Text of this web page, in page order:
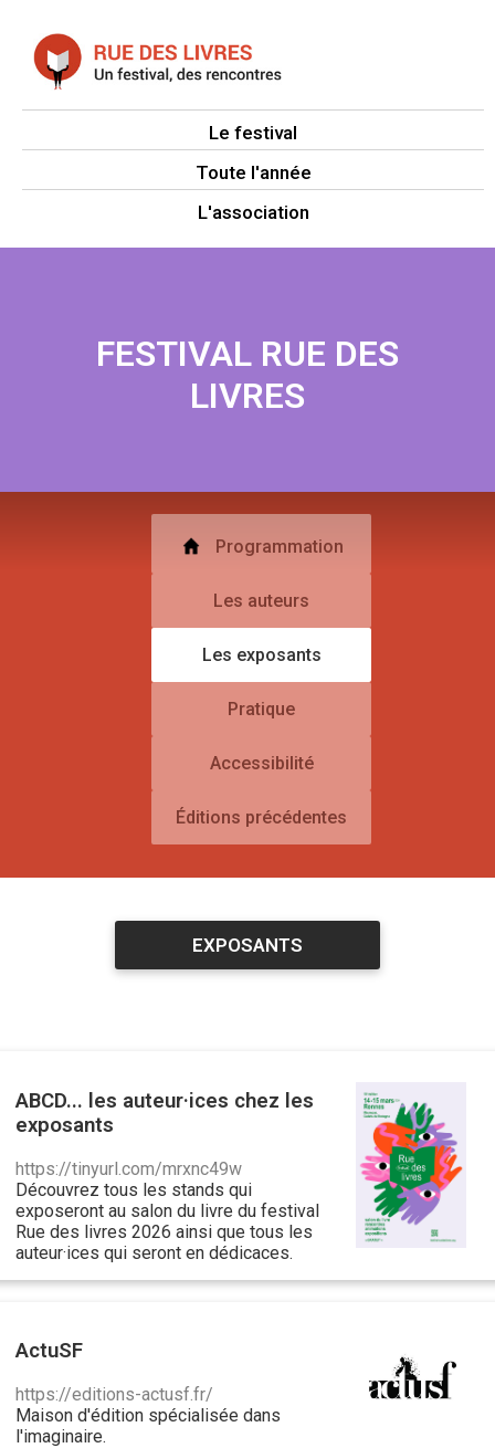
Le festival
Toute l'année
L'association
FESTIVAL RUE DES
LIVRES
Programmation
Les auteurs
Les exposants
Pratique
Accessibilité
Éditions précédentes
EXPOSANTS
ABCD... les auteur·ices chez les
exposants
https://tinyurl.com/mrxnc49w
Découvrez tous les stands qui
exposeront au salon du livre du festival
Rue des livres 2026 ainsi que tous les
auteur·ices qui seront en dédicaces.
ActuSF
https://editions-actusf.fr/
Maison d'édition spécialisée dans
l'imaginaire.